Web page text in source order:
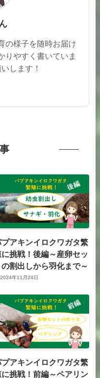
の様子を随時お届け
りやすく書いていま
します！
プアキンイロクワガタ繁
挑戦！後編～産卵セッ
の割出しから羽化まで～
2024年11月24日
プアキンイロクワガタ繁
に挑戦！前編～ペアリン